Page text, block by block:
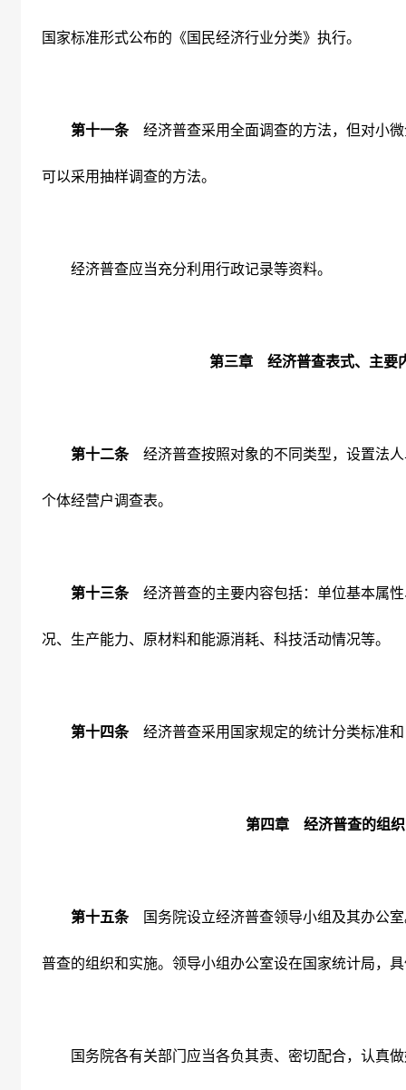
国家标准形式公布的《国民经济行业分类》执行。
第十一条经济普查采用全面调查的方法，但对小微
可以采用抽样调查的方法。
经济普查应当充分利用行政记录等资料。
第三章 经济普查表式、主要
第十二条经济普查按照对象的不同类型，设置法人
个体经营户调查表。
第十三条经济普查的主要内容包括：单位基本属性
况、生产能力、原材料和能源消耗、科技活动情况等。
第十四条经济普查采用国家规定的统计分类标准和
第四章 经济普查的组
第十五条国务院设立经济普查领导小组及其办公室
普查的组织和实施。领导小组办公室设在国家统计局，
国务院各有关部门应当各负其责、密切配合，认真做